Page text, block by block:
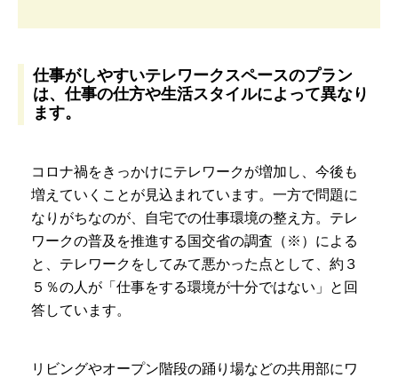
仕事がしやすいテレワークスペースのプラン
は、仕事の仕方や生活スタイルによって異なり
ます。
コロナ禍をきっかけにテレワークが増加し、今後も
増えていくことが見込まれています。一方で問題に
なりがちなのが、自宅での仕事環境の整え方。テレ
ワークの普及を推進する国交省の調査（※）による
と、テレワークをしてみて悪かった点として、約３
５％の人が「仕事をする環境が十分ではない」と回
答しています。
リビングやオープン階段の踊り場などの共用部にワ